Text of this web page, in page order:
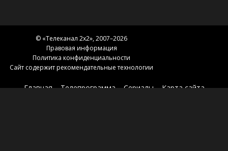
© «Телеканал 2x2», 2007–2026
Правовая информация
Политика конфиденциальности
Сайт содержит рекомендательные технологии
Главная Телепрограмма Сериалы
Карта сайта